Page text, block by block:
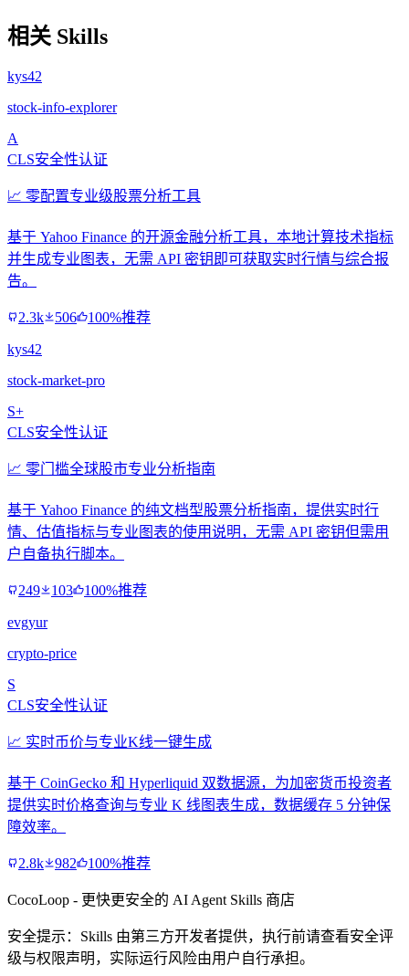
相关 Skills
kys42
stock-info-explorer
A
CLS安全性认证
📈 零配置专业级股票分析工具
基于 Yahoo Finance 的开源金融分析工具，本地计算技术指标
并生成专业图表，无需 API 密钥即可获取实时行情与综合报
告。
2.3k 506 100%推荐
kys42
stock-market-pro
S+
CLS安全性认证
📈 零门槛全球股市专业分析指南
基于 Yahoo Finance 的纯文档型股票分析指南，提供实时行
情、估值指标与专业图表的使用说明，无需 API 密钥但需用
户自备执行脚本。
249 103 100%推荐
evgyur
crypto-price
S
CLS安全性认证
📈 实时币价与专业K线一键生成
基于 CoinGecko 和 Hyperliquid 双数据源，为加密货币投资者
提供实时价格查询与专业 K 线图表生成，数据缓存 5 分钟保
障效率。
2.8k 982 100%推荐
CocoLoop - 更快更安全的 AI Agent Skills 商店
安全提示：Skills 由第三方开发者提供，执行前请查看安全评
级与权限声明，实际运行风险由用户自行承担。